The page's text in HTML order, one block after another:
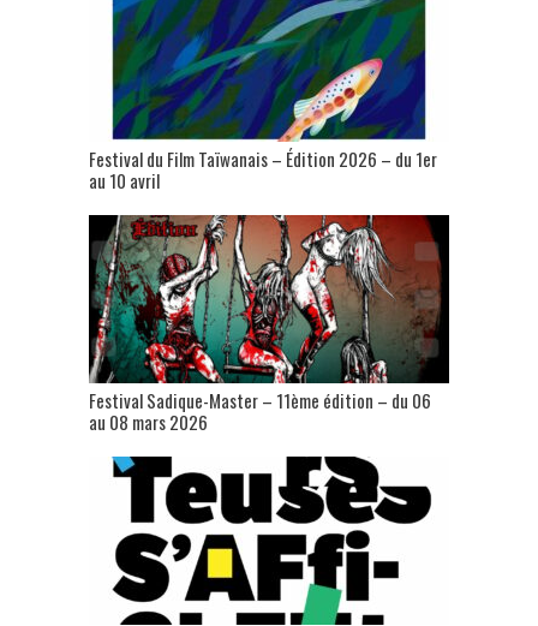
Festival du Film Taïwanais – Édition 2026 – du 1er
au 10 avril
Festival Sadique-Master – 11ème édition – du 06
au 08 mars 2026